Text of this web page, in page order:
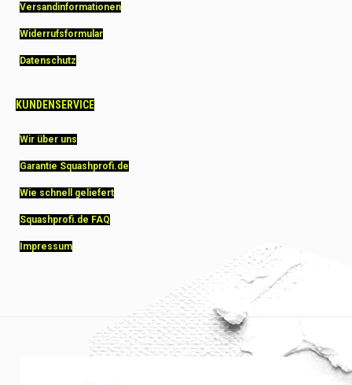
Versandinformationen
Widerrufsformular
Datenschutz
KUNDENSERVICE
Wir über uns
Garantie Squashprofi.de
Wie schnell geliefert
Squashprofi.de FAQ
Impressum